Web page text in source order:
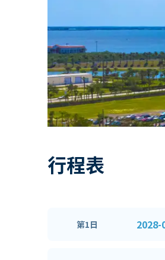
行程表
第1日 2028-